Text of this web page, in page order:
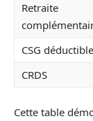
Retraite
CSG déductible
CRDS
Cette table